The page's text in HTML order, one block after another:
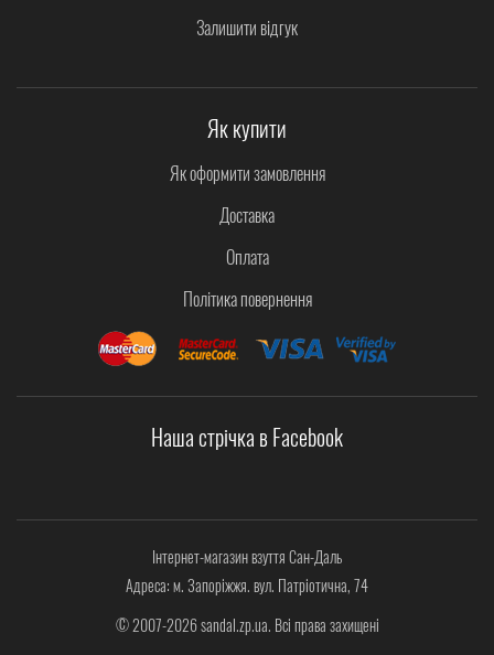
Залишити відгук
Як купити
Як оформити замовлення
Доставка
Оплата
Політика повернення
Наша стрічка в Facebook
Інтернет-магазин взуття Сан-Даль
Адреса: м. Запоріжжя. вул. Патріотична, 74
© 2007-2026 sandal.zp.ua. Всі права захищені